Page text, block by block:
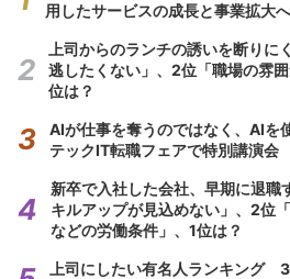
用したサービスの成長と事業拡大へ
上司からのランチの誘いを断り
逃したくない」、2位「職場の雰
位は？
AIが仕事を奪うのではなく、AI
テックIT転職フェアで特別講演会
新卒で入社した会社、早期に退
キルアップが見込めない」、2位
などの労働条件」、1位は？
上司にしたい有名人ランキング